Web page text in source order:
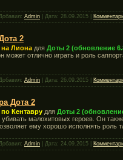
Admin | Дата: 28.09.2015
2
на Лиона для Доты 2 (обновление
может отлично играть и роль
Admin | Дата: 26.09.2015
Дота 2
Кентавру для Доты 2
убивать малохитовых героев. Он
ему хорошо исполнять роль
Admin | Дата: 24.09.2015